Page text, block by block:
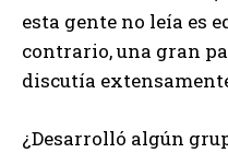
esta gente no leía es
contrario, una gran
discutía
¿Desarrolló algún